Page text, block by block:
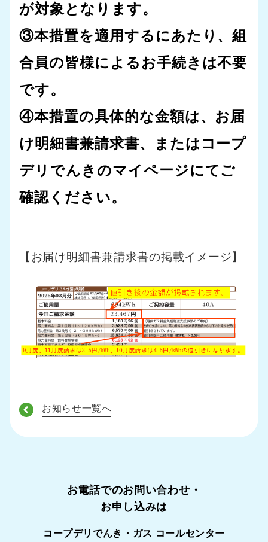
が対象となります。
③本措置を適用するにあたり、組
合員の皆様によるお手続きは不要
です。
④本措置の具体的な金額は、お届
け明細書兼請求書、またはコープ
デリでんきのマイページにてご
確認ください。
【お届け明細書兼請求書の掲載イメージ】
お知らせ一覧へ
お電話でのお問い合わせ・
お申し込みは
コープデリでんき・ガス コールセンター